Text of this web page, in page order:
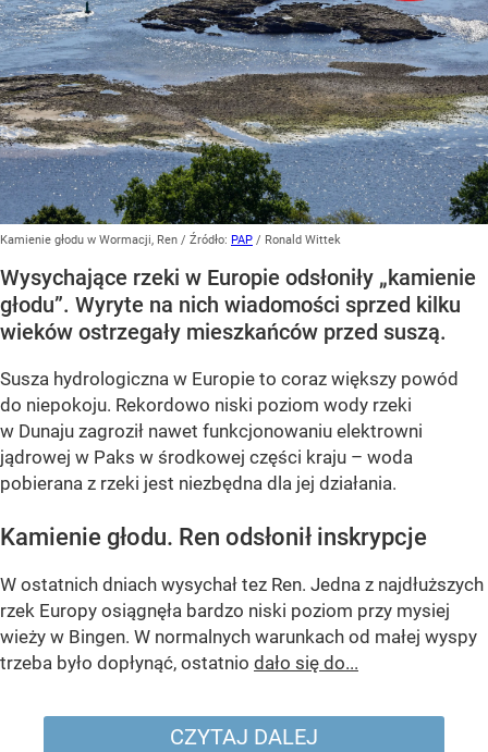
Kamienie głodu w Wormacji, Ren / Źródło: PAP / Ronald Wittek
Wysychające rzeki w Europie odsłoniły „kamienie
głodu”. Wyryte na nich wiadomości sprzed kilku
wieków ostrzegały mieszkańców przed suszą.
Susza hydrologiczna w Europie to coraz większy powód
do niepokoju. Rekordowo niski poziom wody rzeki
w Dunaju zagroził nawet funkcjonowaniu elektrowni
jądrowej w Paks w środkowej części kraju – woda
pobierana z rzeki jest niezbędna dla jej działania.
Kamienie głodu. Ren odsłonił inskrypcje
W ostatnich dniach wysychał tez Ren. Jedna z najdłuższych
rzek Europy osiągnęła bardzo niski poziom przy mysiej
wieży w Bingen. W normalnych warunkach od małej wyspy
trzeba było dopłynąć, ostatnio dało się do...
CZYTAJ DALEJ